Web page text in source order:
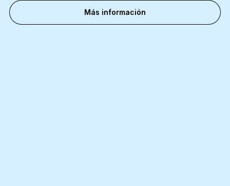
Más información